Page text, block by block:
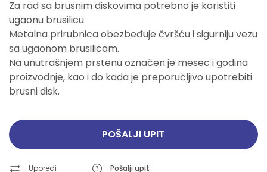
Za rad sa brusnim diskovima potrebno je koristiti
ugaonu brusilicu
Metalna prirubnica obezbeđuje čvršću i sigurniju vezu
sa ugaonom brusilicom.
Na unutrašnjem prstenu označen je mesec i godina
proizvodnje, kao i do kada je preporučljivo upotrebiti
brusni disk.
POŠALJI UPIT
Uporedi Pošalji upit